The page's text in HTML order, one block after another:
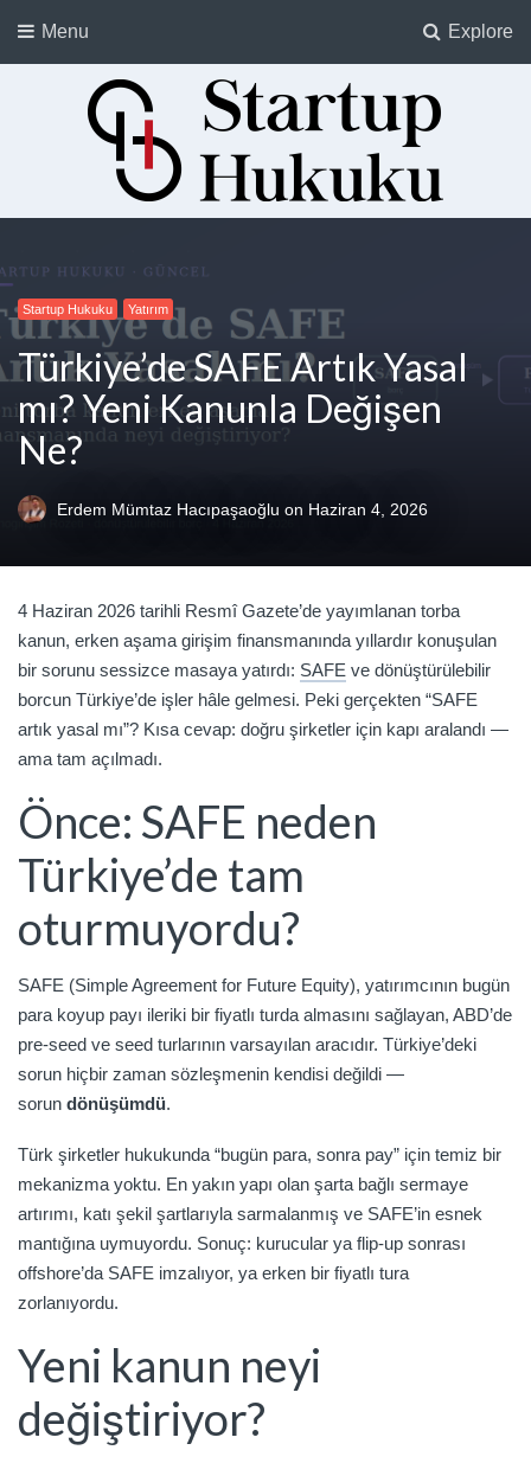
Explore
Menu
Startup Hukuku
Startup Hukuku Yatırım
Türkiye’de SAFE Artık Yasal
mı? Yeni Kanunla Değişen
Ne?
Erdem Mümtaz Hacıpaşaoğlu on Haziran 4, 2026
4 Haziran 2026 tarihli Resmî Gazete’de yayımlanan torba
kanun, erken aşama girişim finansmanında yıllardır konuşulan
bir sorunu sessizce masaya yatırdı: SAFE ve dönüştürülebilir
borcun Türkiye’de işler hâle gelmesi. Peki gerçekten “SAFE
artık yasal mı”? Kısa cevap: doğru şirketler için kapı aralandı —
ama tam açılmadı.
Önce: SAFE neden
Türkiye’de tam
oturmuyordu?
SAFE (Simple Agreement for Future Equity), yatırımcının bugün
para koyup payı ileriki bir fiyatlı turda almasını sağlayan, ABD’de
pre-seed ve seed turlarının varsayılan aracıdır. Türkiye’deki
sorun hiçbir zaman sözleşmenin kendisi değildi —
sorun dönüşümdü.
Türk şirketler hukukunda “bugün para, sonra pay” için temiz bir
mekanizma yoktu. En yakın yapı olan şarta bağlı sermaye
artırımı, katı şekil şartlarıyla sarmalanmış ve SAFE’in esnek
mantığına uymuyordu. Sonuç: kurucular ya flip-up sonrası
offshore’da SAFE imzalıyor, ya erken bir fiyatlı tura
zorlanıyordu.
Yeni kanun neyi
değiştiriyor?